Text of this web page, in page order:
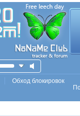
Обход блокировок